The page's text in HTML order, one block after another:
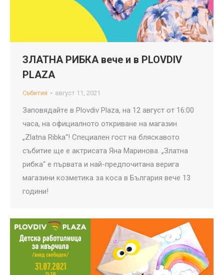
ЗЛАТНА РИБКА вече и в PLOVDIV
PLAZA
Събития август 11, 2021
Заповядайтe в Plovdiv Plaza, на 12 август от 16:00
часа, на официалното откриване на магазин
„Zlatna Ribka“! Специален гост на бляскавото
събитие ще е актрисата Яна Маринова. „Златна
рибка“ е първата и най-предпочитана верига
магазини козметика за коса в България вече 13
години!